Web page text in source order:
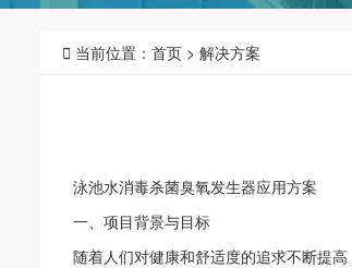
 当前位置： 首页 > 解决方案
泳池水消毒杀菌臭氧发生器应用方案
一、项目背景与目标
随着人们对健康和舒适度的追求不断提